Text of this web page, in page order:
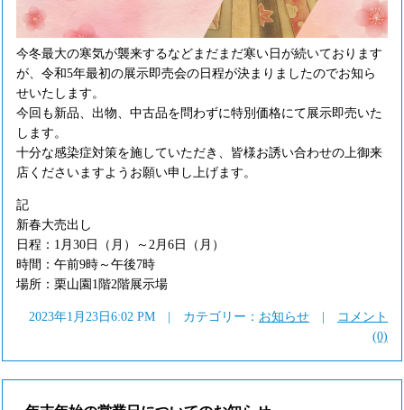
今冬最大の寒気が襲来するなどまだまだ寒い日が続いております
が、令和5年最初の展示即売会の日程が決まりましたのでお知ら
せいたします。
今回も新品、出物、中古品を問わずに特別価格にて展示即売いた
します。
十分な感染症対策を施していただき、皆様お誘い合わせの上御来
店くださいますようお願い申し上げます。
記
新春大売出し
日程：1月30日（月）～2月6日（月）
時間：午前9時～午後7時
場所：栗山園1階2階展示場
2023年1月23日6:02 PM | カテゴリー： お知らせ
コメント
(0)